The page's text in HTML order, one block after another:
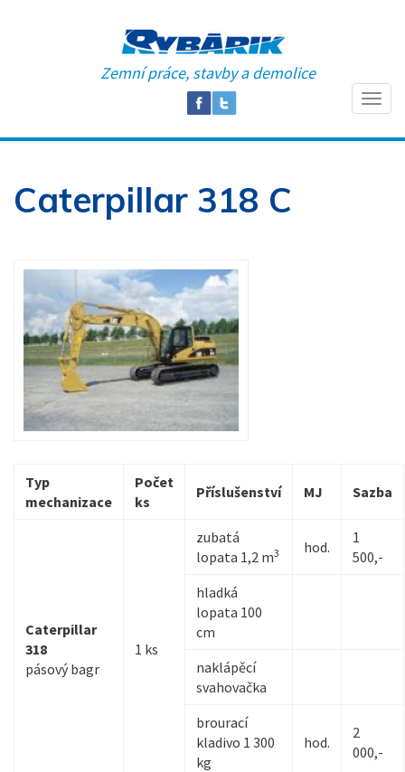
Zemní práce, stavby a demolice
Caterpillar 318 C
Typ
mechanizace
Počet
ks
Příslušenství MJ Sazba
Caterpillar
318
pásový bagr
1 ks
zubatá
lopata 1,2 m3 hod.
1
500,-
hladká
lopata 100
cm
naklápěcí
svahovačka
brourací
kladivo 1 300
kg
hod.
2
000,-